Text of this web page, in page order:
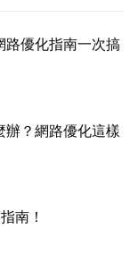
路優化指南一次搞
辦？網路優化這樣
南！